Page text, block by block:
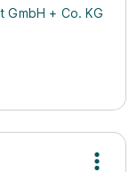
+ Co. KG